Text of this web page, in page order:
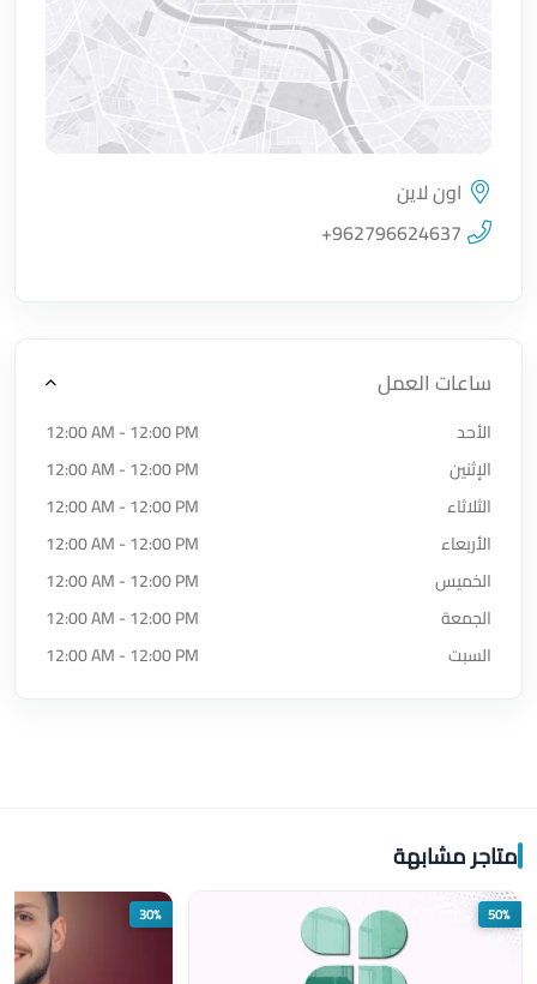
اضغط لتحميل الموقع
اون لاين
+962796624637
ساعات العمل
الأحد
12:00 AM - 12:00 PM
الإثنين
12:00 AM - 12:00 PM
الثلاثاء
12:00 AM - 12:00 PM
الأربعاء
12:00 AM - 12:00 PM
الخميس
12:00 AM - 12:00 PM
الجمعة
12:00 AM - 12:00 PM
السبت
12:00 AM - 12:00 PM
متاجر مشابهة
50%
30%